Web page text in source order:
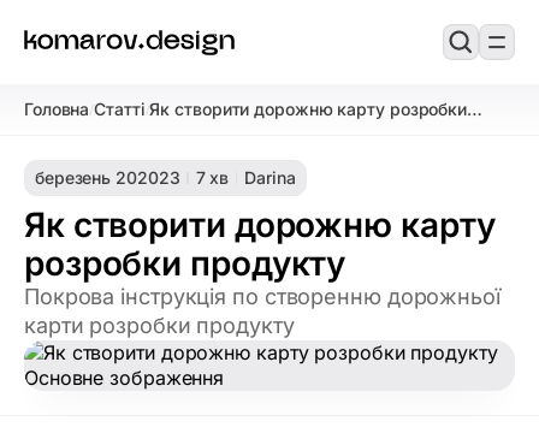
Головна/Статті/Як створити дорожню карту розробки
березень 202023 7 хв Darina
Як створити дорожню карту
розробки продукту
Покрова інструкція по створенню дорожньої
карти розробки продукту